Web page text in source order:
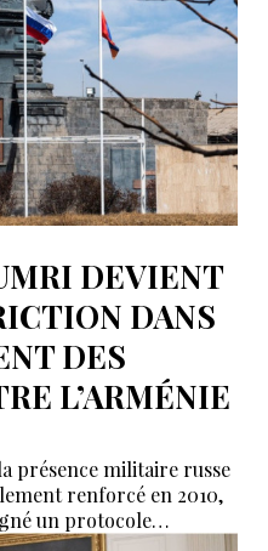
DEVIENT
DANS
DES
L’ARMÉNIE
présence militaire russe
renforcé en 2010,
un protocole
jusqu’en 2044.